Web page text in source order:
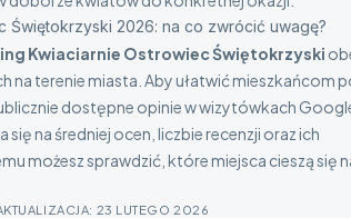
Świętokrzyski 2026: na co zwrócić uwagę?
Kwiaciarnie Ostrowiec Świętokrzyski
na terenie miasta. Aby ułatwić mieszkańcom
dostępne opinie w wizytówkach
na średniej ocen, liczbie recenzji oraz ich
możesz sprawdzić, które miejsca cieszą się
: 23 LUTEGO 2026